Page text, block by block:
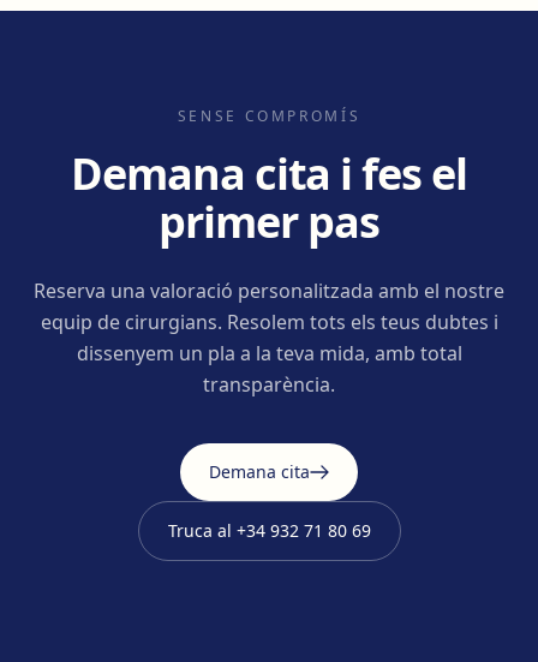
SENSE COMPROMÍS
Demana cita i fes el
primer pas
Reserva una valoració personalitzada amb el nostre
equip de cirurgians. Resolem tots els teus dubtes i
dissenyem un pla a la teva mida, amb total
transparència.
Demana cita
Truca al +34 932 71 80 69